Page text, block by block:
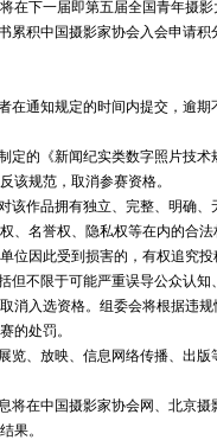
在下一届即第五届全国青年摄
累积中国摄影家协会入会申请积
在通知规定的时间内提交，逾
定的《新闻纪实类数字照片技
该规范，取消参赛资格。
该作品拥有独立、完整、明确
、名誉权、隐私权等在内的合
位因此受到损害的，有权追究
但不限于可能严重误导公众认
消入选资格。组委会将根据违
的处罚。
览、放映、信息网络传播、出
将在中国摄影家协会网、北京
果。